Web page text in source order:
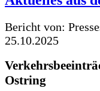
Bericht von:
25.10.2025
Ostring